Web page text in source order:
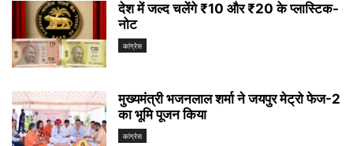
देश में जल्द चलेंगे ₹10 और ₹20 के प्लास्टिक-
नोट
कांग्रेस
मुख्यमंत्री भजनलाल शर्मा ने जयपुर मेट्रो फेज-2
का भूमि पूजन किया
कांग्रेस